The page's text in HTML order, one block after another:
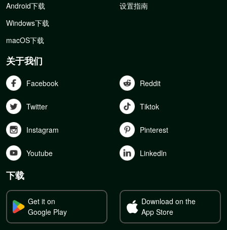
Android下载
Windows下载
macOS下载
设置指南
关于我们
Facebook Reddit
Twitter Tiktok
Instagram Pinterest
Youtube Linkedln
下载
Get it on
Google Play
Download on the
App Store